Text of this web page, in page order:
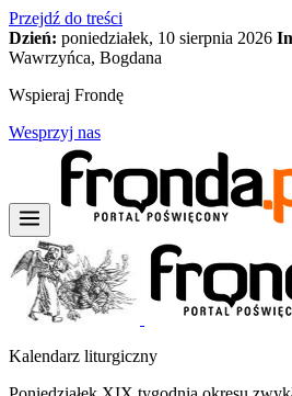
Przejdź do treści
Dzień: poniedziałek, 10 sierpnia 2026
Wawrzyńca, Bogdana
Wspieraj Frondę
Wesprzyj nas
Kalendarz liturgiczny